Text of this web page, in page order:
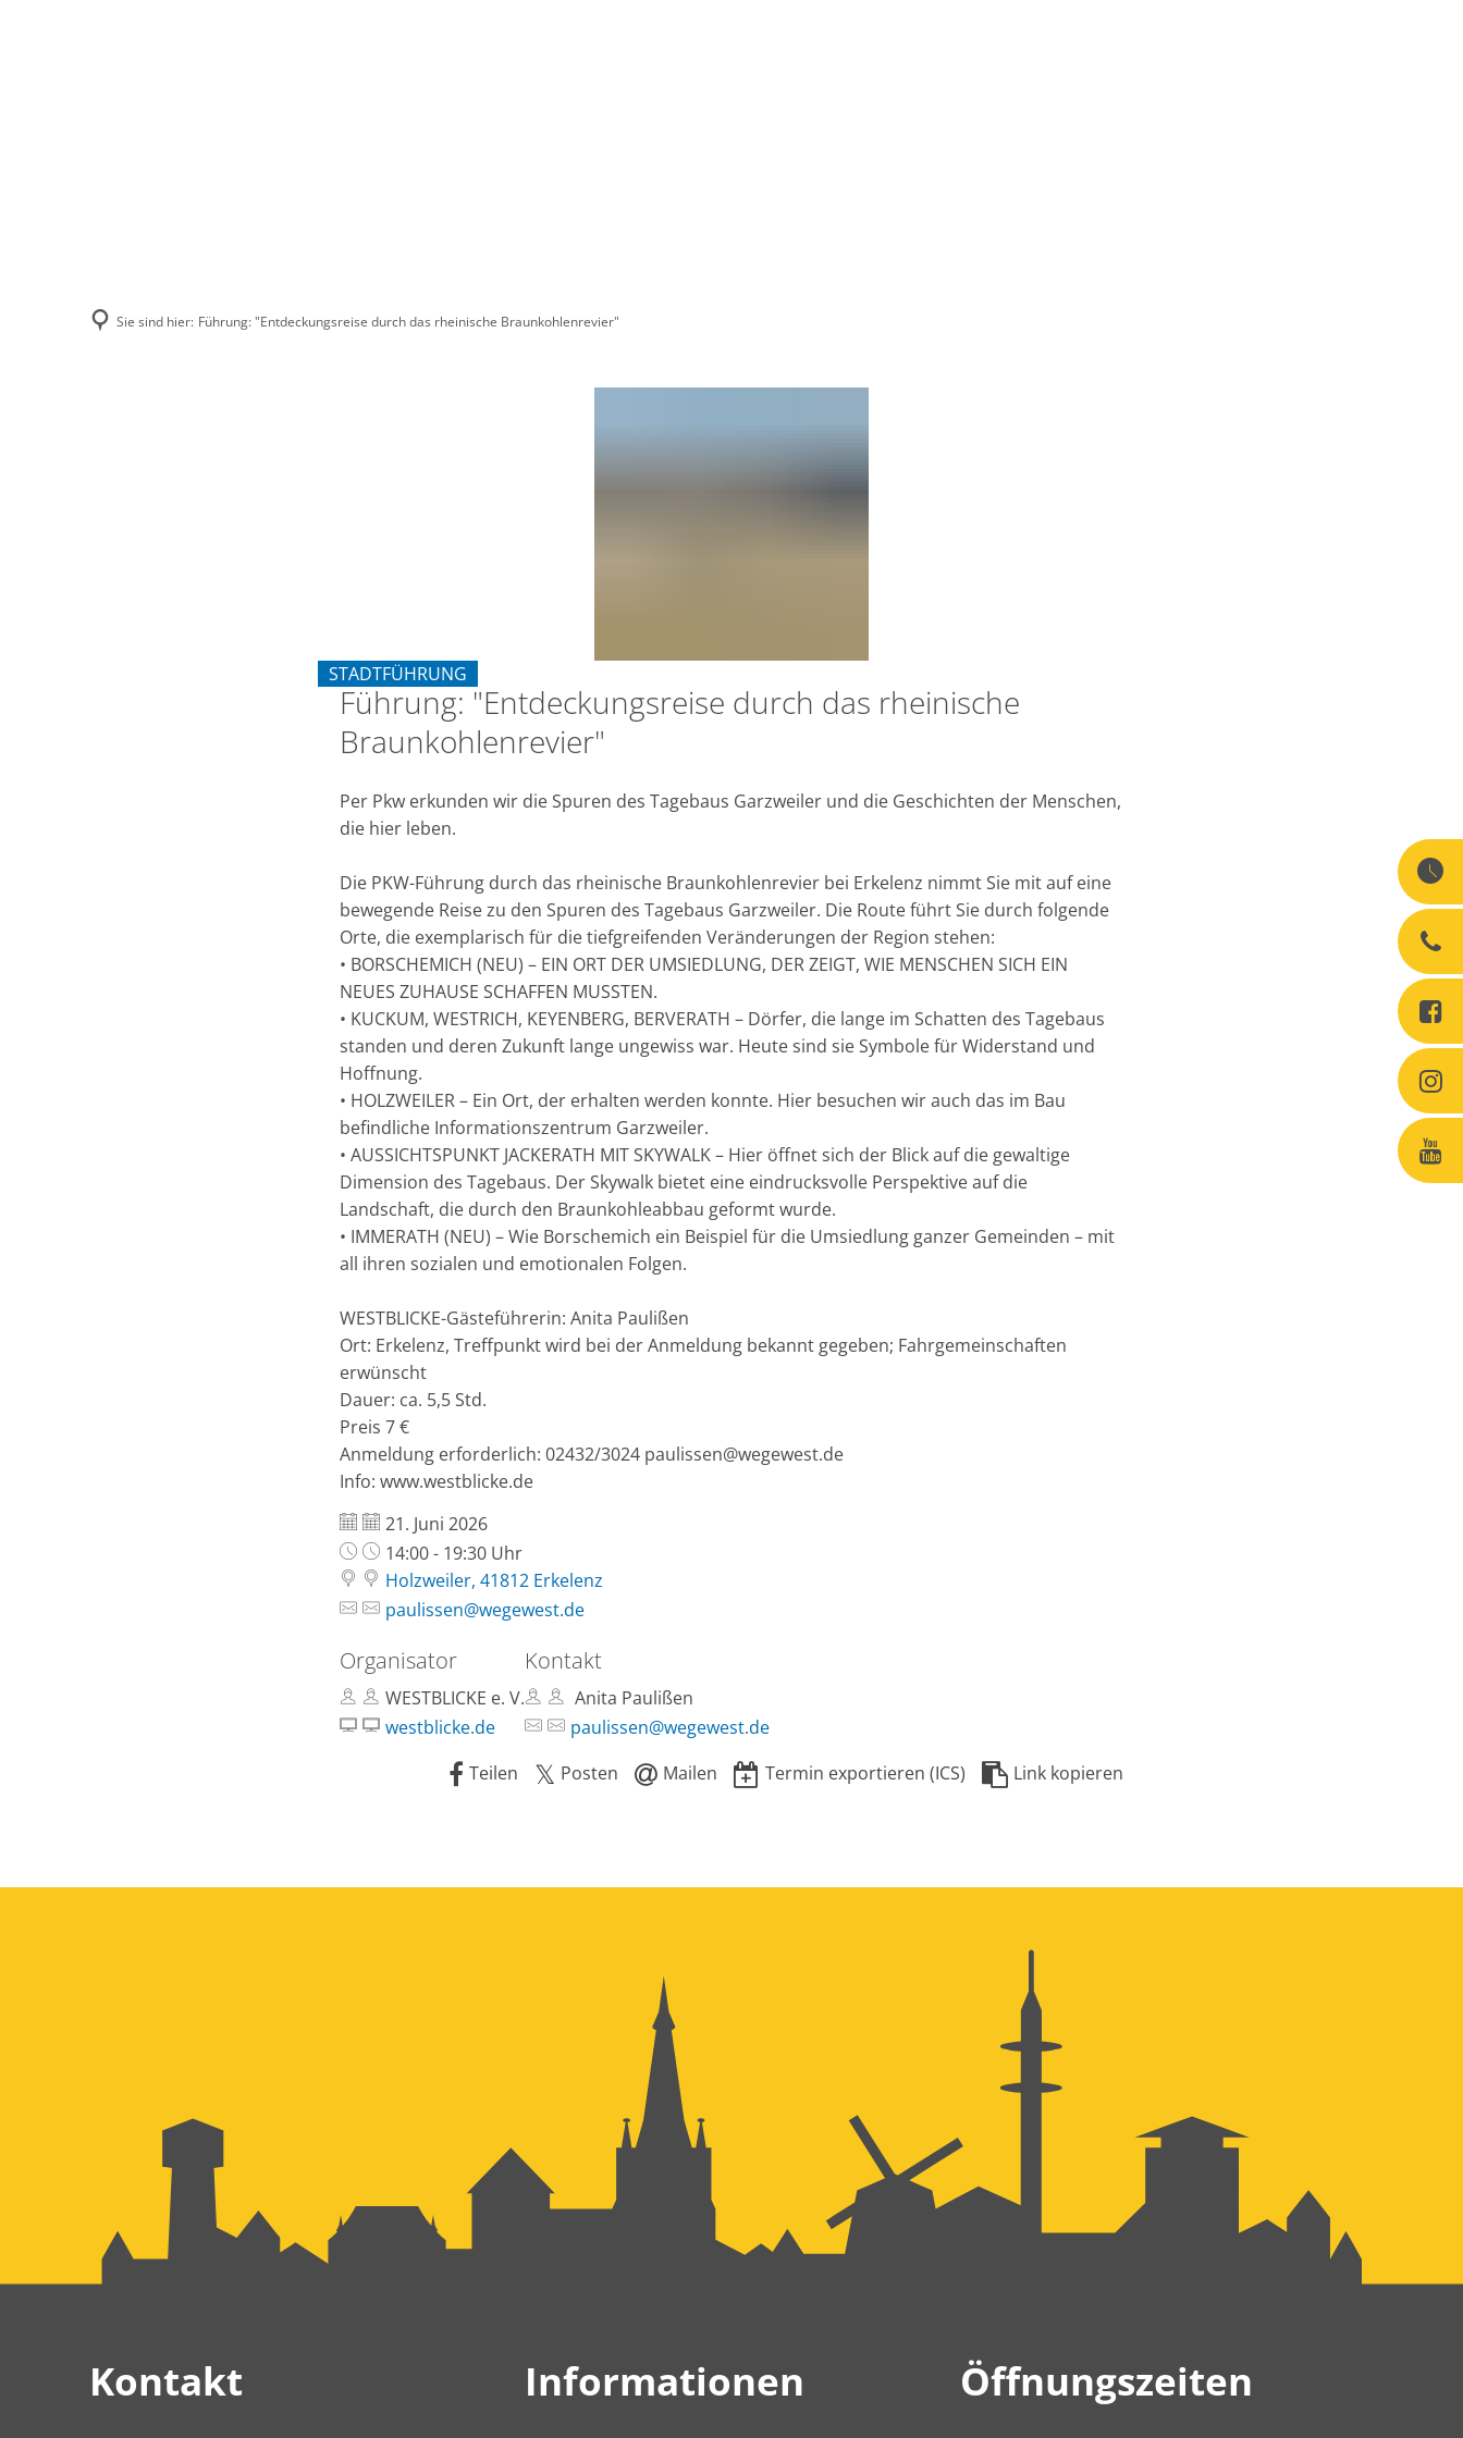
Sie sind hier: Führung: "Entdeckungsreise durch das rheinische Braunkohlenrevier"
Braunkohlenrevier"
STADTFÜHRUNG
KATEGORIE: STADTFÜHRUNG
Führung: "Entdeckungsreise durch das rheinische
Braunkohlenrevier"
Per Pkw erkunden wir die Spuren des Tagebaus Garzweiler und die Geschichten der Menschen,
die hier leben.
Die PKW-Führung durch das rheinische Braunkohlenrevier bei Erkelenz nimmt Sie mit auf eine
bewegende Reise zu den Spuren des Tagebaus Garzweiler. Die Route führt Sie durch folgende
Orte, die exemplarisch für die tiefgreifenden Veränderungen der Region stehen:
• BORSCHEMICH (NEU) – EIN ORT DER UMSIEDLUNG, DER ZEIGT, WIE MENSCHEN SICH EIN
NEUES ZUHAUSE SCHAFFEN MUSSTEN.
• KUCKUM, WESTRICH, KEYENBERG, BERVERATH – Dörfer, die lange im Schatten des Tagebaus
standen und deren Zukunft lange ungewiss war. Heute sind sie Symbole für Widerstand und
Hoffnung.
• HOLZWEILER – Ein Ort, der erhalten werden konnte. Hier besuchen wir auch das im Bau
befindliche Informationszentrum Garzweiler.
• AUSSICHTSPUNKT JACKERATH MIT SKYWALK – Hier öffnet sich der Blick auf die gewaltige
Dimension des Tagebaus. Der Skywalk bietet eine eindrucksvolle Perspektive auf die
Landschaft, die durch den Braunkohleabbau geformt wurde.
• IMMERATH (NEU) – Wie Borschemich ein Beispiel für die Umsiedlung ganzer Gemeinden – mit
all ihren sozialen und emotionalen Folgen.
WESTBLICKE-Gästeführerin: Anita Paulißen
Ort: Erkelenz, Treffpunkt wird bei der Anmeldung bekannt gegeben; Fahrgemeinschaften
erwünscht
Dauer: ca. 5,5 Std.
Preis 7 €
Anmeldung erforderlich: 02432/3024 paulissen@wegewest.de
Info: www.westblicke.de
Datum:
21. Juni 2026
Uhrzeit:
14:00 - 19:30 Uhr
Holzweiler, 41812 Erkelenz
paulissen@wegewest.de
Organisator
WESTBLICKE e. V.
westblicke.de
Kontakt
Anita Paulißen
paulissen@wegewest.de
Teilen
Posten Mailen Termin exportieren (ICS) Link kopieren
Kontakt Informationen Öffnungszeiten